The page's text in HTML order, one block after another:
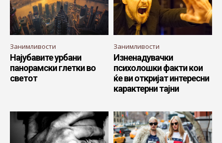
Занимливости
Најубавите урбани
панорамски глетки во
светот
Занимливости
Изненадувачки
психолошки факти кои
ќе ви откријат интересни
карактерни тајни